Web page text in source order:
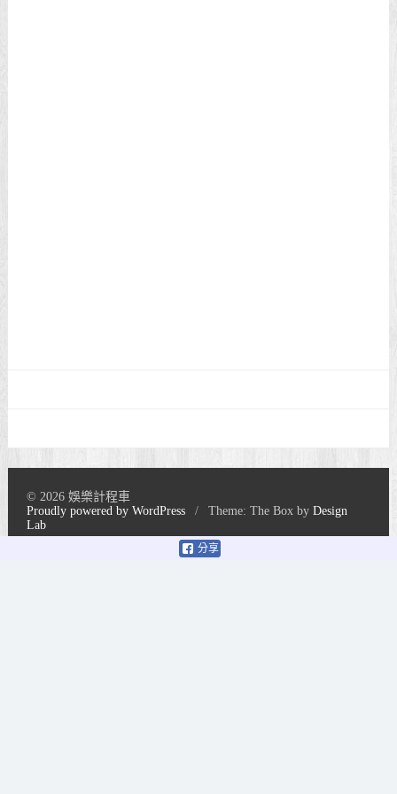
分享
© 2026 娛樂計程車
Proudly powered by WordPress
/ Theme: The Box byDesign
Lab